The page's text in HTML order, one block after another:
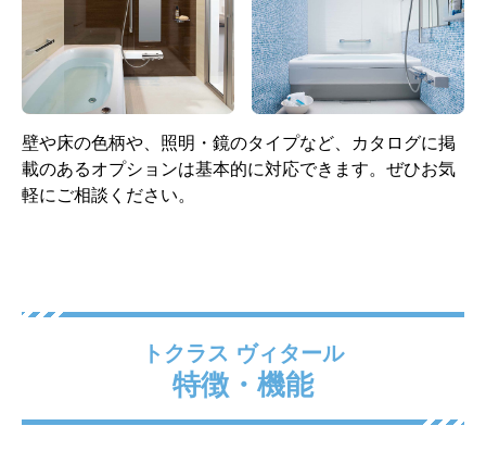
標準仕様モデル
エプロン
標準仕様モデル
照明
標準仕様モデル
シャワーヘッド
壁や床の色柄や、照明・鏡のタイプなど、カタログに掲
載のあるオプションは基本的に対応できます。ぜひお気
軽にご相談ください。
トクラス ヴィタール
特徴・機能